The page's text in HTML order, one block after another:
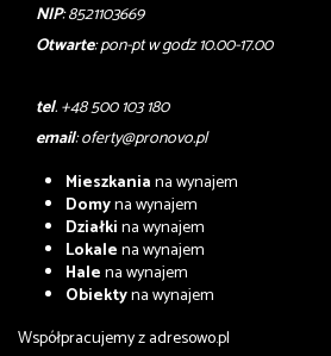
NIP: 8521103669
Otwarte: pon-pt w godz 10.00-17.00
tel. +48 500 103 180
email:oferty@pronovo.pl
Mieszkaniana wynajem
Domyna wynajem
Działkina wynajem
Lokalena wynajem
Halena wynajem
Obiektyna wynajem
Współpracujemy zadresowo.pl